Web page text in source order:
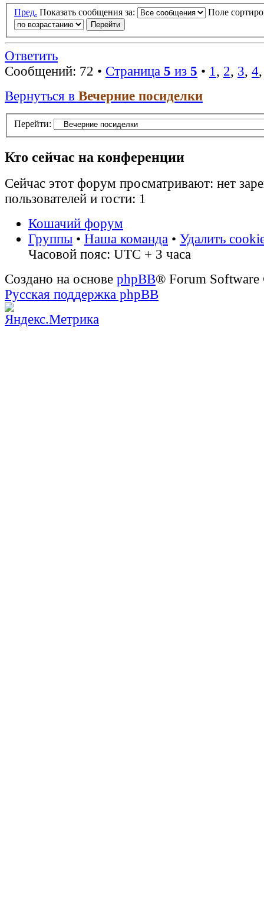
Пред. Показать сообщения за: Поле
Ответить
Сообщений: 72 • Страница 5 из 5 • 1, 2, 3, 4
Вернуться в Вечерние посиделки
Перейти:
Кто сейчас на конференции
Сейчас этот форум просматривают: нет
пользователей и гости: 1
Кошачий форум
Группы • Наша команда • Удалить
Часовой пояс: UTC + 3 часа
Создано на основе phpBB® Forum
Русская поддержка phpBB